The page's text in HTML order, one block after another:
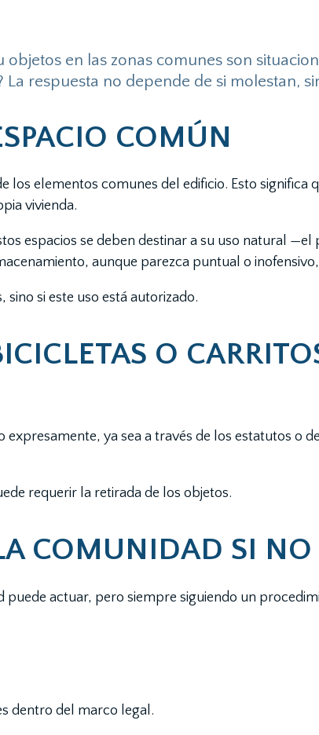
en las zonas comunes son
respuesta no depende de si molestan,
COMÚN
los elementos comunes del edificio. Esto
vivienda.
espacios se deben destinar a su uso natural
aunque parezca puntual o
sino si este uso está autorizado.
O
ya sea a través de los estatutos o
requerir la retirada de los objetos.
COMUNIDAD SI NO
actuar, pero siempre siguiendo un
dentro del marco legal.